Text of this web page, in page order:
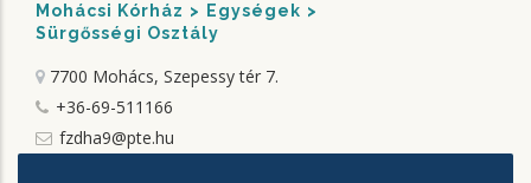
Mohácsi Kórház
Egységek
Sürgősségi Osztály
7700 Mohács, Szepessy tér 7.
+36-69-511166
fzdha9@pte.hu